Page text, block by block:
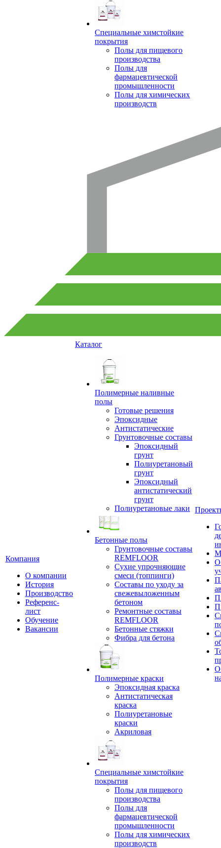
Специальные химстойкие
покрытия
Полы для пищевого
производства
Полы для
фармацевтической
промышленности
Полы для химических
производств
Компания
О компании
История
Производство
Референс-
лист
Обучение
Вакансии
Каталог
Полимерные наливные
полы
Готовые решения
Эпоксидные
Антистатические
Грунтовочные составы
Эпоксидный
грунт
Полиуретановый
грунт
Эпоксидный
антистатический
грунт
Полиуретановые лаки
Бетонные полы
Грунтовочные составы
REMFLOOR
Сухие упрочняющие
смеси (топпинги)
Составы по уходу за
свежевыложенным
бетоном
Ремонтные составы
REMFLOOR
Бетонные стяжки
Фибра для бетона
Полимерные краски
Эпоксидная краска
Антистатическая
краска
Полиуретановые
краски
Акриловая
Специальные химстойкие
покрытия
Полы для пищевого
производства
Полы для
фармацевтической
промышленности
Полы для химических
производств